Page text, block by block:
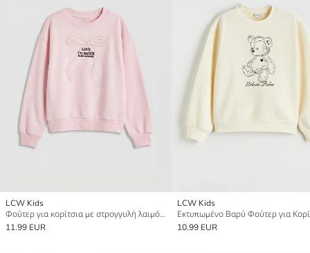
LCW Kids
Φούτερ για κορίτσια με στρογγυλή λαιμόκοψη και κεντημένο σχέδιο
11.99 EUR
LCW Kids
Εκτυπωμένο Βαρύ Φούτερ για
10.99 EUR